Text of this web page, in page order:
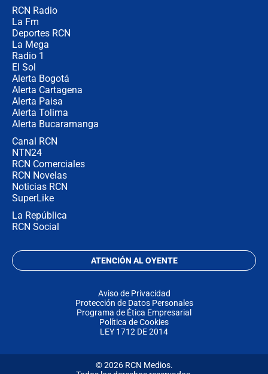
RCN Radio
La Fm
Deportes RCN
La Mega
Radio 1
El Sol
Alerta Bogotá
Alerta Cartagena
Alerta Paisa
Alerta Tolima
Alerta Bucaramanga
Canal RCN
NTN24
RCN Comerciales
RCN Novelas
Noticias RCN
SuperLike
La República
RCN Social
ATENCIÓN AL OYENTE
Aviso de Privacidad
Protección de Datos Personales
Programa de Ética Empresarial
Política de Cookies
LEY 1712 DE 2014
© 2026 RCN Medios.